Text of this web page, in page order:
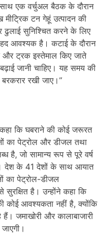
एक वर्चुअल बैठक के दौरान
मीट्रिक टन गेहूं उत्पादन की
सुनिश्चित करने के लिए
आवश्यक है। कटाई के दौरान
और ट्रक इस्तेमाल किए जाते
जानी चाहिए। यह समय की
रखी जाए।”
कहा कि घबराने की कोई जरूरत
का पेट्रोल और डीजल तथा
है,जो सामान्य रूप से पूरे वर्ष
देश के 41 देशों के साथ आयात
का पेट्रोल-डीजल
सुरक्षित है। उन्होंने कहा कि
कोई आवश्यकता नहीं है,क्योंकि
जमाखोरी और कालाबाजारी